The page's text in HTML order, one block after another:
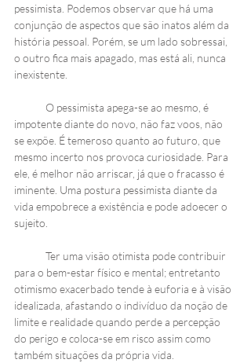
pessimista. Podemos observar que há uma
conjunção de aspectos que são inatos além da
história pessoal. Porém, se um lado sobressai,
o outro fica mais apagado, mas está ali, nunca
inexistente.
O pessimista apega-se ao mesmo, é
impotente diante do novo, não faz voos, não
se expõe. É temeroso quanto ao futuro, que
mesmo incerto nos provoca curiosidade. Para
ele, é melhor não arriscar, já que o fracasso é
iminente. Uma postura pessimista diante da
vida empobrece a existência e pode adoecer o
sujeito.
Ter uma visão otimista pode contribuir
para o bem-estar físico e mental; entretanto
otimismo exacerbado tende à euforia e à visão
idealizada, afastando o indivíduo da noção de
limite e realidade quando perde a percepção
do perigo e coloca-se em risco assim como
também situações da própria vida.